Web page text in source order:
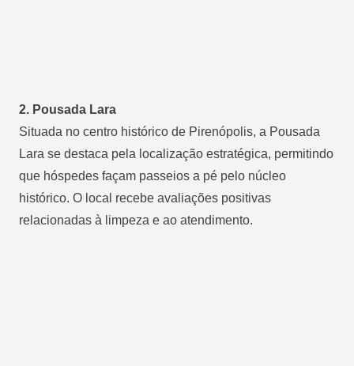
2. Pousada Lara
Situada no centro histórico de Pirenópolis, a Pousada
Lara se destaca pela localização estratégica, permitindo
que hóspedes façam passeios a pé pelo núcleo
histórico. O local recebe avaliações positivas
relacionadas à limpeza e ao atendimento.